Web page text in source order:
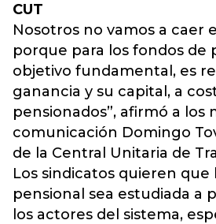
CUT
Nosotros no vamos a caer
porque para los fondos de
objetivo fundamental, es
ganancia y su capital, a
pensionados”, afirmó a los
comunicación Domingo
de la Central Unitaria de
Los sindicatos quieren que
pensional sea estudiada a
los actores del sistema,